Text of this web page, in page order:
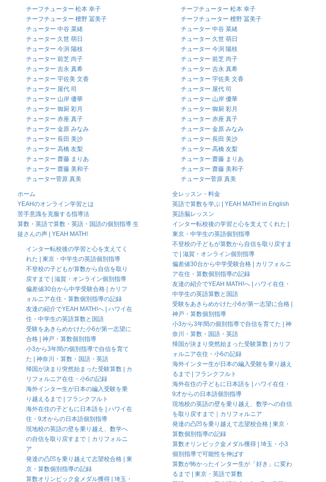
チーフチューター 松本 幸子
チーフチューター 檀野 冨美子
チューター 中谷 菜緒
チューター 久世 萌日
チューター 今渕 陽枝
チューター 前芝 尚子
チューター 吉永 真希
チューター 宇佐美 文香
チューター 屋代 司
チューター 山岸 優華
チューター 御厨 彩月
チューター 赤座 真子
チューター 金原 みなみ
チューター 長田 美沙
チューター 高橋 友梨
チューター 齋藤 まりあ
チューター 齋藤 美和子
チューター菅原 真美
ホーム
YEAHのオンライン学習とは
苦手意識を克服する指導法
算数・英語で算数・英語・国語の個別指導 生
徒さんの声 | YEAH MATH!
インター転校後の学習と心を支えてく
れた | 東京・中学生の英語個別指導
不登校の子どもが算数から自信を取り
戻すまで | 滋賀・オンライン個別指導
偏差値30台から中学受験合格 | カリフ
ォルニア在住・算数個別指導の記録
友達の紹介でYEAH MATH!へ | ハワイ在
住・中学生の英語算数と国語
受験をあきらめかけた小6が第一志望に
合格 | 神戸・算数個別指導
小3から3年間の個別指導で自信を育て
た | 神奈川・算数・国語・英語
帰国が決まり突然始まった受験算数 | カ
リフォルニア在住・小6の記録
海外インター生が日本の編入受験を乗
り越えるまで | フランクフルト
海外在住の子どもに日本語を | ハワイ在
住・9才からの日本語個別指導
現地校の英語の壁を乗り越え、数学へ
の自信を取り戻すまで｜カリフォルニ
ア
発達の凸凹を乗り越えて志望校合格 | 東
京・算数個別指導の記録
算数オリンピック金メダル獲得 | 埼玉・
チーフチューター 松本 幸子
チーフチューター 檀野 冨美子
チューター 中谷 菜緒
チューター 久世 萌日
チューター 今渕 陽枝
チューター 前芝 尚子
チューター 吉永 真希
チューター 宇佐美 文香
チューター 屋代 司
チューター 山岸 優華
チューター 御厨 彩月
チューター 赤座 真子
チューター 金原 みなみ
チューター 長田 美沙
チューター 高橋 友梨
チューター 齋藤 まりあ
チューター 齋藤 美和子
チューター菅原 真美
全レッスン・料金
英語で算数を学ぶ | YEAH MATH! in English
英語脳レッスン
インター転校後の学習と心を支えてくれた |
東京・中学生の英語個別指導
不登校の子どもが算数から自信を取り戻すま
で | 滋賀・オンライン個別指導
偏差値30台から中学受験合格 | カリフォルニ
ア在住・算数個別指導の記録
友達の紹介でYEAH MATH!へ | ハワイ在住・
中学生の英語算数と国語
受験をあきらめかけた小6が第一志望に合格 |
神戸・算数個別指導
小3から3年間の個別指導で自信を育てた | 神
奈川・算数・国語・英語
帰国が決まり突然始まった受験算数 | カリフ
ォルニア在住・小6の記録
海外インター生が日本の編入受験を乗り越え
るまで | フランクフルト
海外在住の子どもに日本語を | ハワイ在住・
9才からの日本語個別指導
現地校の英語の壁を乗り越え、数学への自信
を取り戻すまで｜カリフォルニア
発達の凸凹を乗り越えて志望校合格 | 東京・
算数個別指導の記録
算数オリンピック金メダル獲得 | 埼玉・小3
個別指導で可能性を伸ばす
算数が怖かったインター生が「好き」に変わ
るまで | 東京・英語で算数